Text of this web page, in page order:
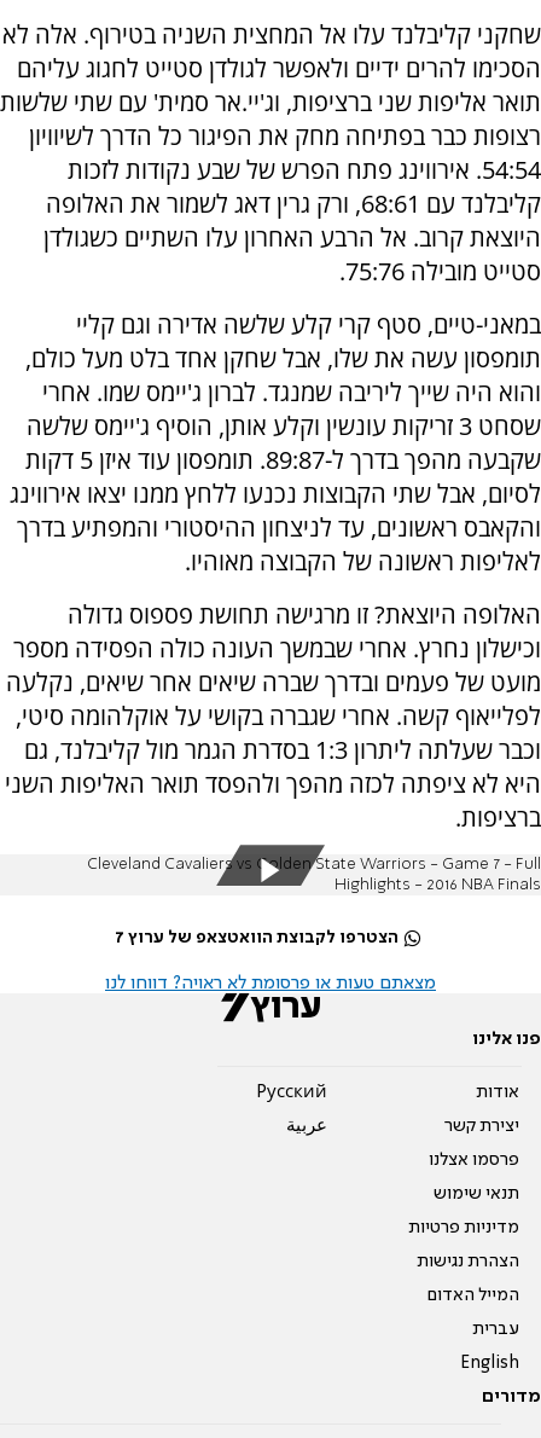
שחקני קליבלנד עלו אל המחצית השניה בטירוף. אלה לא
הסכימו להרים ידיים ולאפשר לגולדן סטייט לחגוג עליהם
תואר אליפות שני ברציפות, וג'יי.אר סמית' עם שתי שלשות
רצופות כבר בפתיחה מחק את הפיגור כל הדרך לשיוויון
54:54. אירווינג פתח הפרש של שבע נקודות לזכות
קליבלנד עם 68:61, ורק גרין דאג לשמור את האלופה
היוצאת קרוב. אל הרבע האחרון עלו השתיים כשגולדן
סטייט מובילה 75:76.
במאני-טיים, סטף קרי קלע שלשה אדירה וגם קליי
תומפסון עשה את שלו, אבל שחקן אחד בלט מעל כולם,
והוא היה שייך ליריבה שמנגד. לברון ג'יימס שמו. אחרי
שסחט 3 זריקות עונשין וקלע אותן, הוסיף ג'יימס שלשה
שקבעה מהפך בדרך ל-89:87. תומפסון עוד איזן 5 דקות
לסיום, אבל שתי הקבוצות נכנעו ללחץ ממנו יצאו אירווינג
והקאבס ראשונים, עד לניצחון ההיסטורי והמפתיע בדרך
לאליפות ראשונה של הקבוצה מאוהיו.
האלופה היוצאת? זו מרגישה תחושת פספוס גדולה
וכישלון נחרץ. אחרי שבמשך העונה כולה הפסידה מספר
מועט של פעמים ובדרך שברה שיאים אחר שיאים, נקלעה
לפלייאוף קשה. אחרי שגברה בקושי על אוקלהומה סיטי,
וכבר שעלתה ליתרון 1:3 בסדרת הגמר מול קליבלנד, גם
היא לא ציפתה לכזה מהפך ולהפסד תואר האליפות השני
ברציפות.
Cleveland Cavaliers vs Golden State Warriors - Game 7 - Full
Highlights - 2016 NBA Finals
הצטרפו לקבוצת הוואטצאפ של ערוץ 7
מצאתם טעות או פרסומת לא ראויה? דווחו לנו
פנו אלינו
אודות
יצירת קשר
פרסמו אצלנו
תנאי שימוש
מדיניות פרטיות
הצהרת נגישות
המייל האדום
עברית
English
Pусский
عربية
מדורים